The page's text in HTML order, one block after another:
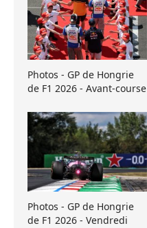
Photos - GP de Hongrie
de F1 2026 - Avant-course
Photos - GP de Hongrie
de F1 2026 - Vendredi